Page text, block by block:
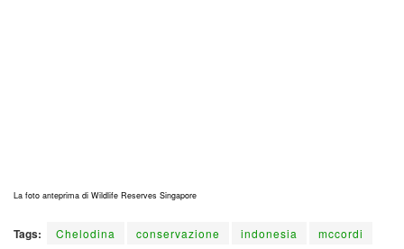
La foto anteprima di Wildlife Reserves Singapore
Tags: Chelodina conservazione indonesia
mccordi